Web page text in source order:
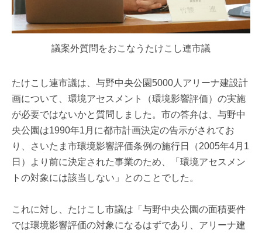
議案外質問をおこなうたけこし連市議
たけこし連市議は、与野中央公園5000人アリーナ建設計
画について、環境アセスメント（環境影響評価）の実施
が必要ではないかと質問しました。市の答弁は、与野中
央公園は1990年1月に都市計画決定の告示がされてお
り、さいたま市環境影響評価条例の施行日（2005年4月1
日）より前に決定された事業のため、「環境アセスメン
トの対象には該当しない」とのことでした。
これに対し、たけこし市議は「与野中央公園の面積要件
では環境影響評価の対象になるはずであり、アリーナ建